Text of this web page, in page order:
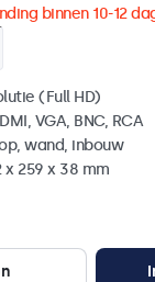
binnen 10-12
(Full HD)
VGA, BNC, RCA
wand, inbouw
259 x 38 mm